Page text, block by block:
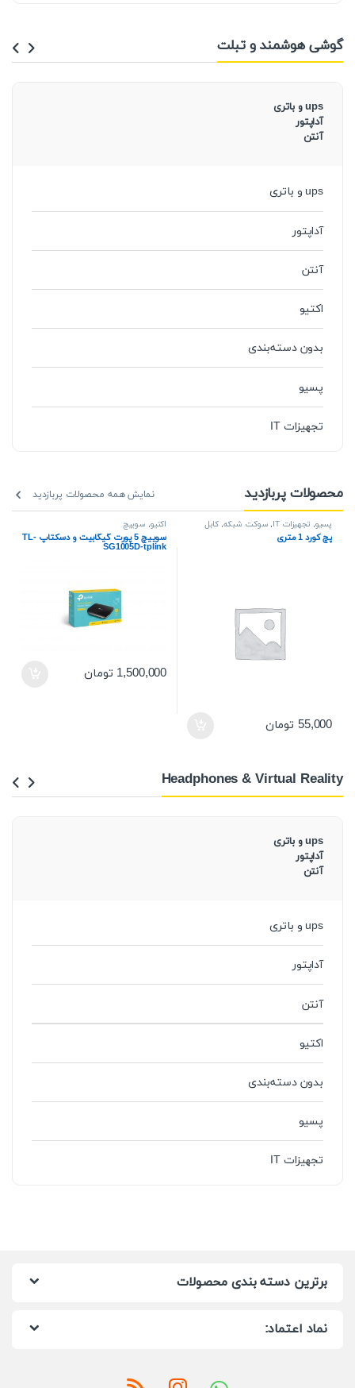
گوشی هوشمند و تبلت
ups و باتری
آداپتور
آنتن
ups و باتری
آداپتور
آنتن
اکتیو
بدون دسته‌بندی
پسیو
تجهیزات IT
محصولات پربازدید نمایش همه محصولات پربازدید
اکتیو, سوییچ
سوییچ 5 پورت گیگابیت و دسکتاپ TL-
SG1005D-tplink
1,500,000 تومان
پسیو, تجهیزات IT , سوکت شبکه,کابل
پچ کورد 1 متری
55,000 تومان
Headphones & Virtual Reality
ups و باتری
آداپتور
آنتن
ups و باتری
آداپتور
آنتن
اکتیو
بدون دسته‌بندی
پسیو
تجهیزات IT
برترین دسته بندی محصولات
نماد اعتماد: